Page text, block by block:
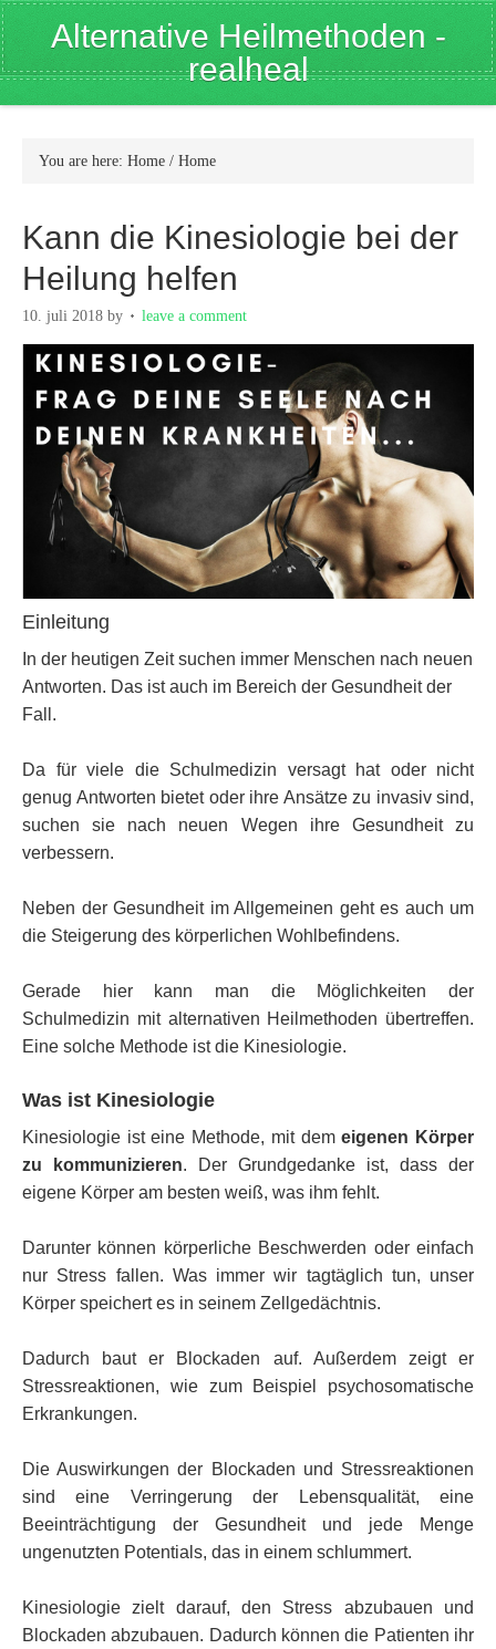
Alternative Heilmethoden -
realheal
You are here: Home / Home
Kann die Kinesiologie bei der
Heilung helfen
10. juli 2018 by leave a comment
Einleitung
In der heutigen Zeit suchen immer Menschen nach neuen
Antworten. Das ist auch im Bereich der Gesundheit der
Fall.
Da für viele die Schulmedizin versagt hat oder nicht
genug Antworten bietet oder ihre Ansätze zu invasiv sind,
suchen sie nach neuen Wegen ihre Gesundheit zu
verbessern.
Neben der Gesundheit im Allgemeinen geht es auch um
die Steigerung des körperlichen Wohlbefindens.
Gerade hier kann man die Möglichkeiten der
Schulmedizin mit alternativen Heilmethoden übertreffen.
Eine solche Methode ist die Kinesiologie.
Was ist Kinesiologie
Kinesiologie ist eine Methode, mit demeigenen Körper
zu kommunizieren. Der Grundgedanke ist, dass der
eigene Körper am besten weiß, was ihm fehlt.
Darunter können körperliche Beschwerden oder einfach
nur Stress fallen. Was immer wir tagtäglich tun, unser
Körper speichert es in seinem Zellgedächtnis.
Dadurch baut er Blockaden auf. Außerdem zeigt er
Stressreaktionen, wie zum Beispiel psychosomatische
Erkrankungen.
Die Auswirkungen der Blockaden und Stressreaktionen
sind eine Verringerung der Lebensqualität, eine
Beeinträchtigung der Gesundheit und jede Menge
ungenutzten Potentials, das in einem schlummert.
Kinesiologie zielt darauf, den Stress abzubauen und
Blockaden abzubauen. Dadurch können die Patienten ihr